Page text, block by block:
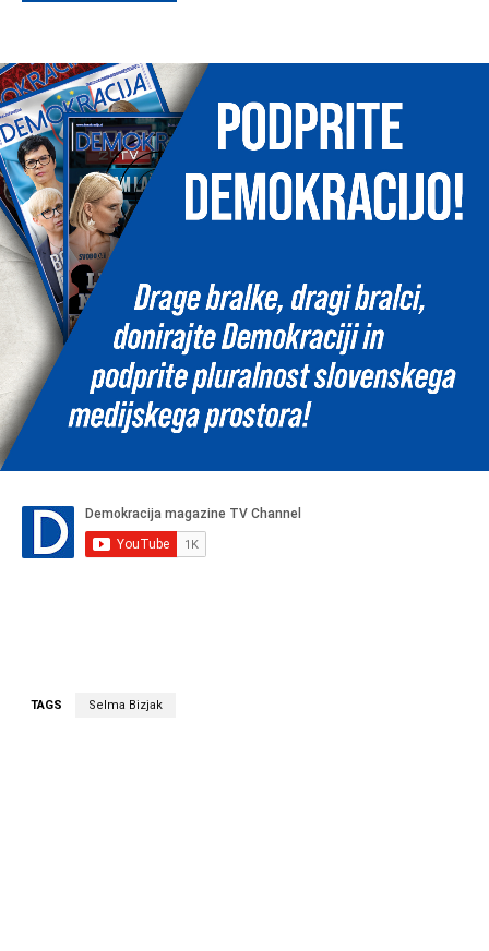
TAGS Selma Bizjak